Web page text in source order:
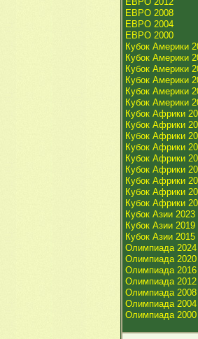
ЕВРО 2008
ЕВРО 2004
ЕВРО 2000
Кубок Америки
Кубок Америки
Кубок Америки
Кубок Америки
Кубок Америки
Кубок Америки
Кубок Африки
Кубок Африки
Кубок Африки
Кубок Африки
Кубок Африки
Кубок Африки
Кубок Африки
Кубок Африки
Кубок Африки
Кубок Азии 2023
Кубок Азии 2019
Кубок Азии 2015
Олимпиада 2024
Олимпиада 2020
Олимпиада 2016
Олимпиада 2012
Олимпиада 2008
Олимпиада 2004
Олимпиада 2000